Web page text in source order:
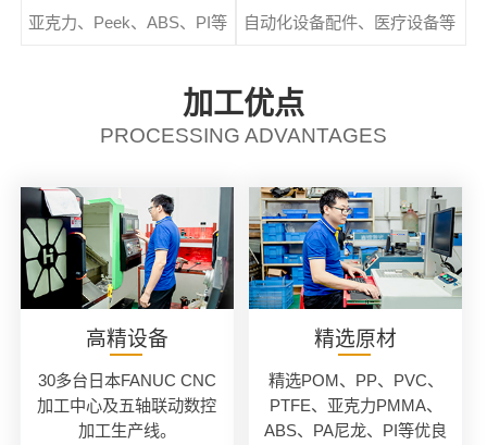
亚克力、Peek、ABS、PI等
自动化设备配件、医疗设备等
加工优点
PROCESSING ADVANTAGES
高精设备
30多台日本FANUC CNC
加工中心及五轴联动数控
加工生产线。
精选原材
精选POM、PP、PVC、
PTFE、亚克力PMMA、
ABS、PA尼龙、PI等优良